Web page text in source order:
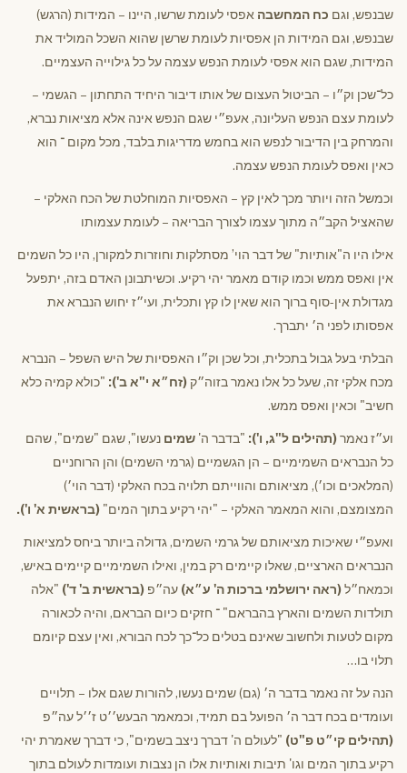
שבנפש, וגם כח המחשבה אפסי לעומת שרשו, היינו – המידות (הרגש)
שבנפש, וגם המידות הן אפסיות לעומת שרשן שהוא השכל המוליד את
המידות, שגם הוא אפסי לעומת הנפש עצמה על כל גילוייה העצמיים.
כל־שכן וק״ו – הביטול העצום של אותו דיבור היחיד התחתון – הגשמי –
לעומת עצם הנפש העליונה, אעפ״י שגם הנפש אינה אלא מציאות נברא,
והמרחק בין הדיבור לנפש הוא בחמש מדריגות בלבד, מכל מקום ־ הוא
כאין ואפס לעומת הנפש עצמה.
וכמשל הזה ויותר מכך לאין קץ – האפסיות המוחלטת של הכח האלקי –
שהאציל הקב״ה מתוך עצמו לצורך הבריאה – לעומת עצמותו
אילו היו ה"אותיות" של דבר הוי’ מסתלקות וחוזרות למקורן, היו כל השמים
אין ואפס ממש וכמו קודם מאמר יהי רקיע. וכשיתבונן האדם בזה, יתפעל
מגדולת אין-סוף ברוך הוא שאין לו קץ ותכלית, ועי״ז יחוש הנברא את
אפסותו לפני ה׳ יתברך.
הבלתי בעל גבול בתכלית, וכל שכן וק״ו האפסיות של היש השפל – הנברא
מכח אלקי זה, שעל כל אלו נאמר בזוה״ק(זח״א י"א ב'): "כולא קמיה כלא
חשיב" וכאין ואפס ממש.
וע״ז נאמר(תהילים ל"ג, ו'): "בדבר ה' שמים נעשו", שגם "שמים", שהם
כל הנבראים השמימיים – הן הגשמיים (גרמי השמים) והן הרוחניים
(המלאכים וכו׳), מציאותם והווייתם תלויה בכח האלקי (דבר הוי׳)
המצומצם, והוא המאמר האלקי – "יהי רקיע בתוך המים" (בראשית א' ו').
ואעפ״י שאיכות מציאותם של גרמי השמים, גדולה ביותר ביחס למציאות
הנבראים הארציים, שאלו קיימים רק במין, ואילו השמימיים קיימים באיש,
וכמאח״ל(ראה ירושלמי ברכות ה' ע״א) עה״פ (בראשית ב' ד') "אלה
תולדות השמים והארץ בהבראם" ־ חזקים כיום הבראם, והיה לכאורה
מקום לטעות ולחשוב שאינם בטלים כל־כך לכח הבורא, ואין עצם קיומם
תלוי בו…
הנה על זה נאמר בדבר ה׳ (גם) שמים נעשו, להורות שגם אלו – תלויים
ועומדים בכח דבר ה׳ הפועל בם תמיד, וכמאמר הבעש׳׳ט ז׳׳ל עה״פ
(תהילים קי״ט פ"ט) "לעולם ה' דברך ניצב בשמים", כי דברך שאמרת יהי
רקיע בתוך המים וגו' תיבות ואותיות אלו הן נצבות ועומדות לעולם בתוך